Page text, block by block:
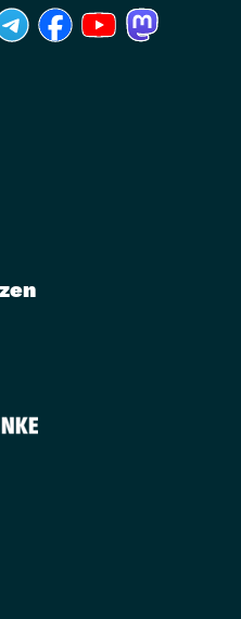
Fenster)
neues Fenster)
ein neues Fenster)
öffnet ein neues Fenster)
(Link öffnet ein neues Fenster)
(Link öffnet ein neues
(Link öffnet ein
(Link öffnet ein neues Fenster)